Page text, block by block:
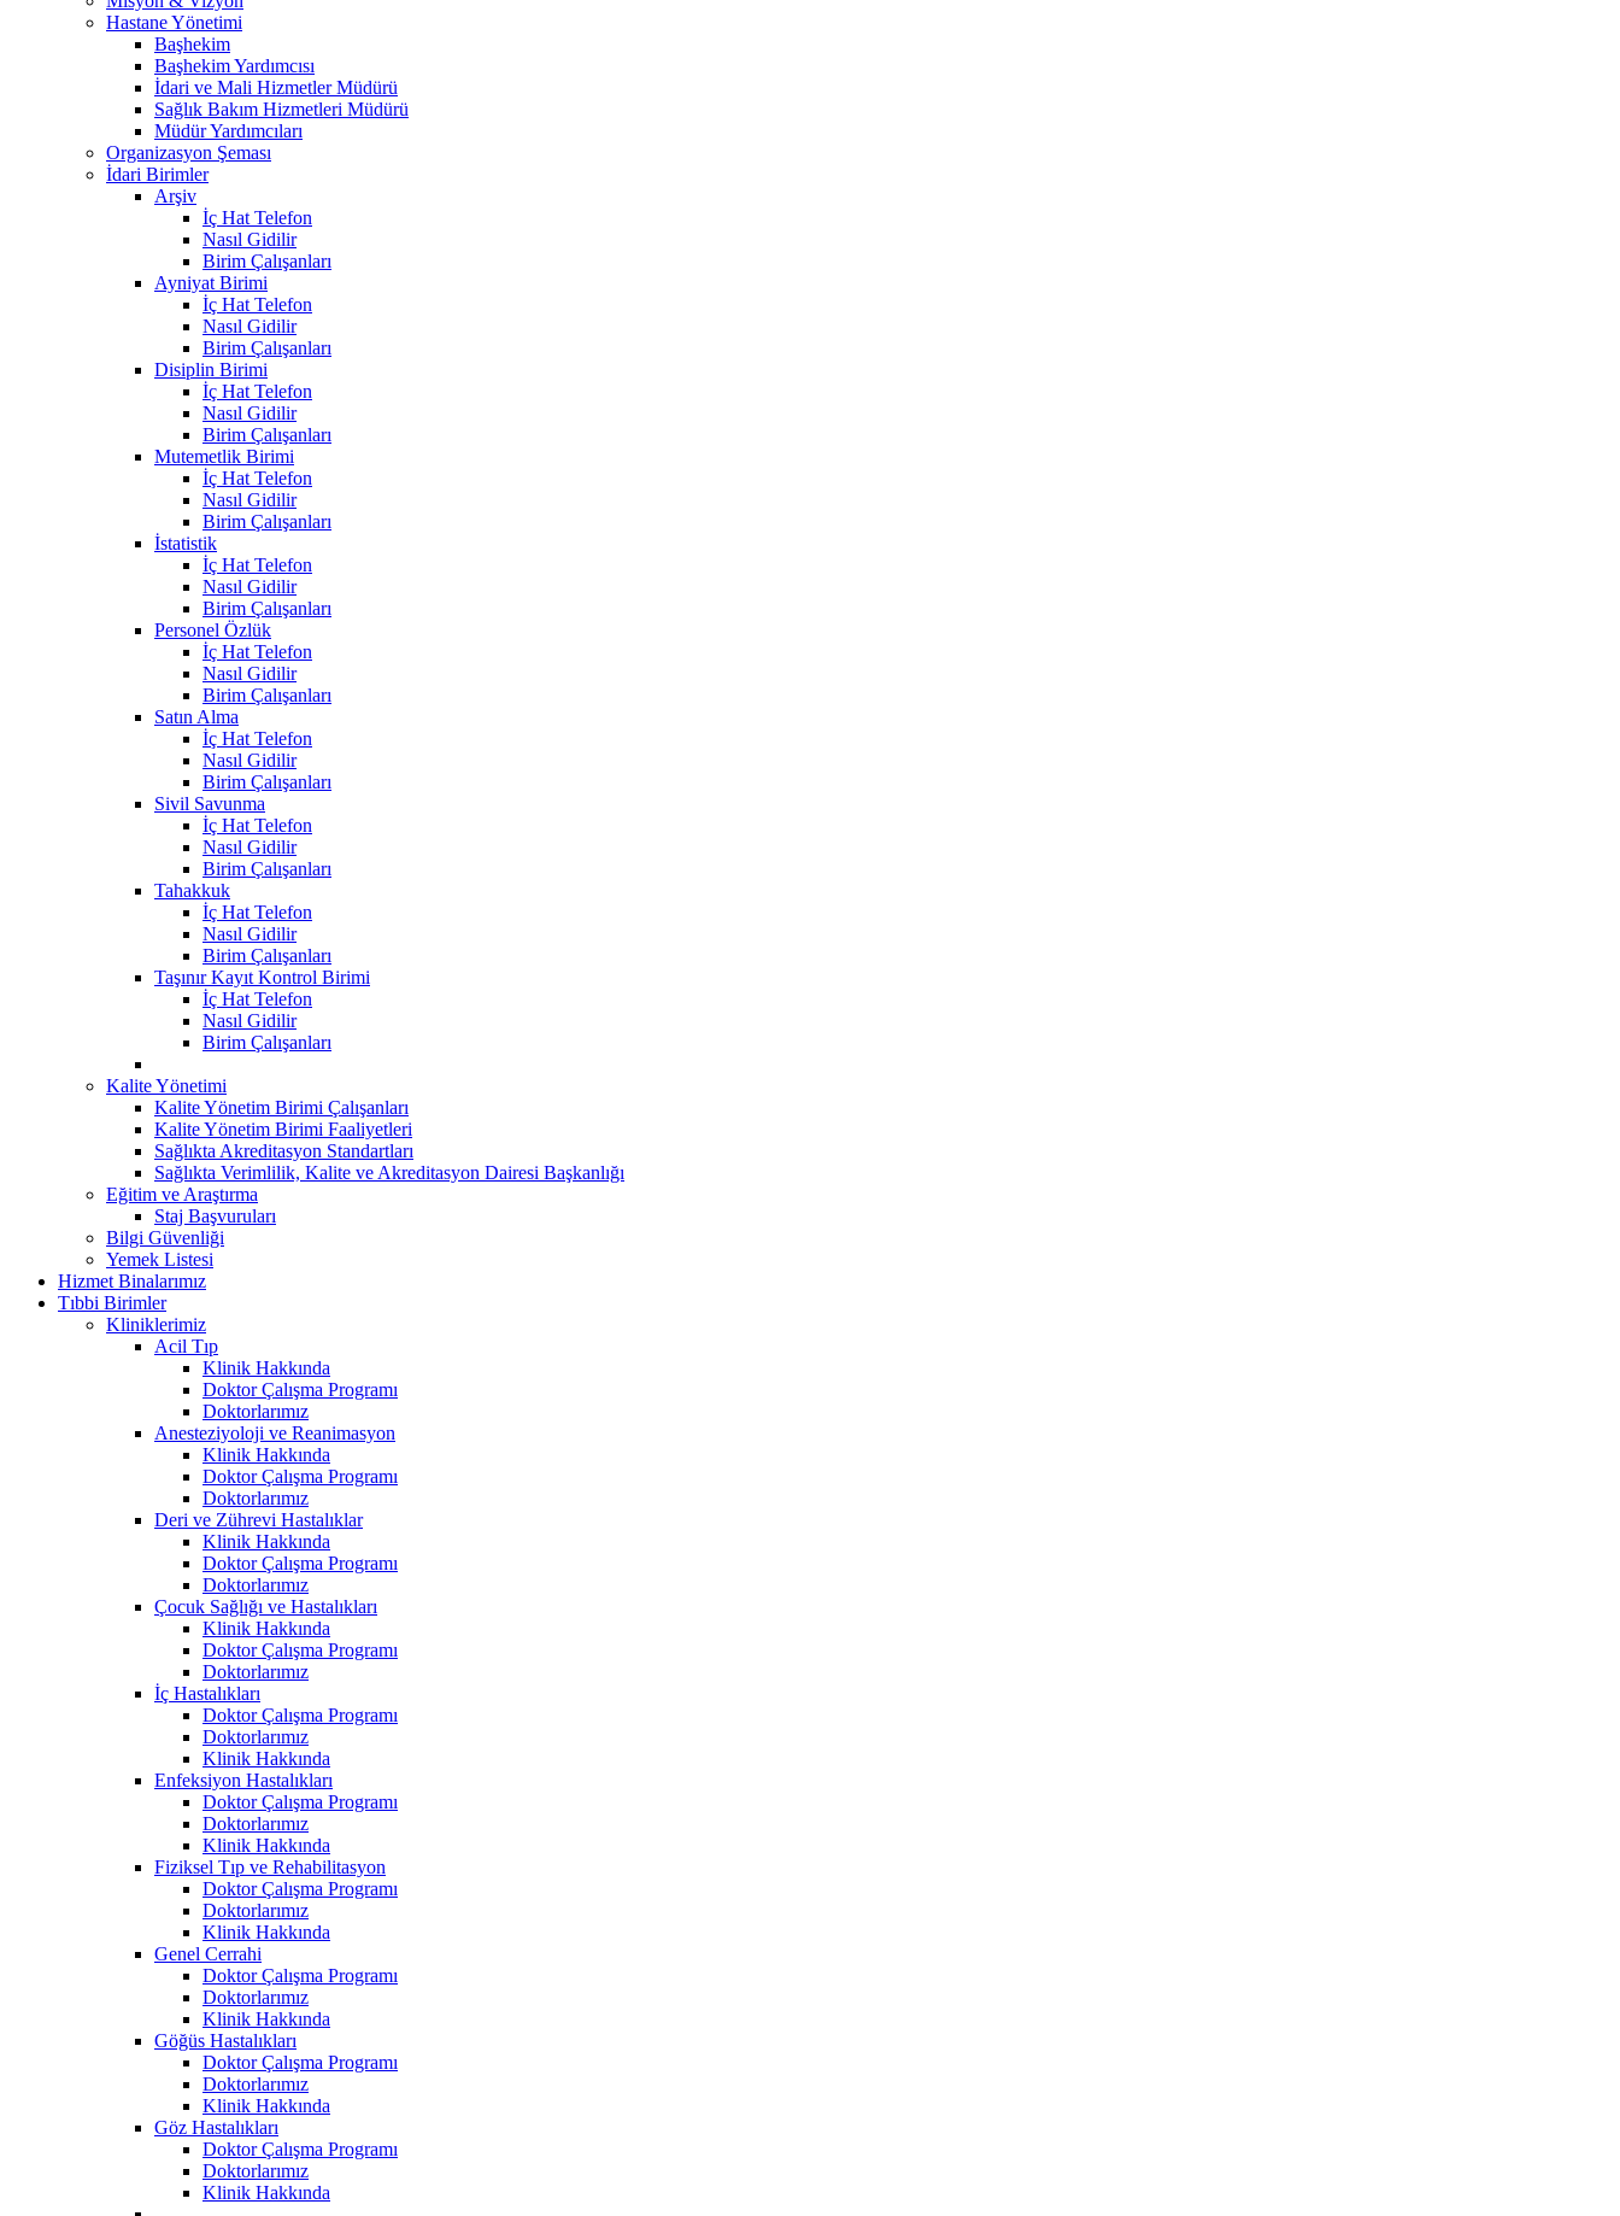
Hastane Yönetimi
Başhekim
Başhekim Yardımcısı
İdari ve Mali Hizmetler Müdürü
Sağlık Bakım Hizmetleri Müdürü
Müdür Yardımcıları
Organizasyon Şeması
İdari Birimler
Arşiv
İç Hat Telefon
Nasıl Gidilir
Birim Çalışanları
Ayniyat Birimi
İç Hat Telefon
Nasıl Gidilir
Birim Çalışanları
Disiplin Birimi
İç Hat Telefon
Nasıl Gidilir
Birim Çalışanları
Mutemetlik Birimi
İç Hat Telefon
Nasıl Gidilir
Birim Çalışanları
İstatistik
İç Hat Telefon
Nasıl Gidilir
Birim Çalışanları
Personel Özlük
İç Hat Telefon
Nasıl Gidilir
Birim Çalışanları
Satın Alma
İç Hat Telefon
Nasıl Gidilir
Birim Çalışanları
Sivil Savunma
İç Hat Telefon
Nasıl Gidilir
Birim Çalışanları
Tahakkuk
İç Hat Telefon
Nasıl Gidilir
Birim Çalışanları
Taşınır Kayıt Kontrol Birimi
İç Hat Telefon
Nasıl Gidilir
Birim Çalışanları
Kalite Yönetimi
Kalite Yönetim Birimi Çalışanları
Kalite Yönetim Birimi Faaliyetleri
Sağlıkta Akreditasyon Standartları
Sağlıkta Verimlilik, Kalite ve Akreditasyon Dairesi Başkanlığı
Eğitim ve Araştırma
Staj Başvuruları
Bilgi Güvenliği
Yemek Listesi
Hizmet Binalarımız
Tıbbi Birimler
Kliniklerimiz
Acil Tıp
Klinik Hakkında
Doktor Çalışma Programı
Doktorlarımız
Anesteziyoloji ve Reanimasyon
Klinik Hakkında
Doktor Çalışma Programı
Doktorlarımız
Deri ve Zührevi Hastalıklar
Klinik Hakkında
Doktor Çalışma Programı
Doktorlarımız
Çocuk Sağlığı ve Hastalıkları
Klinik Hakkında
Doktor Çalışma Programı
Doktorlarımız
İç Hastalıkları
Doktor Çalışma Programı
Doktorlarımız
Klinik Hakkında
Enfeksiyon Hastalıkları
Doktor Çalışma Programı
Doktorlarımız
Klinik Hakkında
Fiziksel Tıp ve Rehabilitasyon
Doktor Çalışma Programı
Doktorlarımız
Klinik Hakkında
Genel Cerrahi
Doktor Çalışma Programı
Doktorlarımız
Klinik Hakkında
Göğüs Hastalıkları
Doktor Çalışma Programı
Doktorlarımız
Klinik Hakkında
Göz Hastalıkları
Doktor Çalışma Programı
Doktorlarımız
Klinik Hakkında